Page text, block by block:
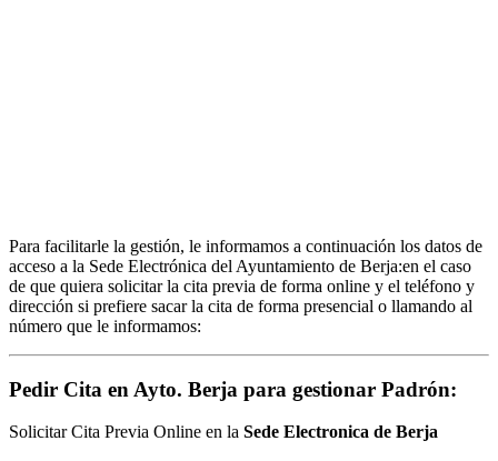
Para facilitarle la gestión, le informamos a continuación los datos de
acceso a la Sede Electrónica del Ayuntamiento de Berja:en el caso
de que quiera solicitar la cita previa de forma online y el teléfono y
dirección si prefiere sacar la cita de forma presencial o llamando al
número que le informamos:
Pedir Cita en Ayto. Berja para gestionar Padrón:
Solicitar Cita Previa Online en la Sede Electronica de Berja